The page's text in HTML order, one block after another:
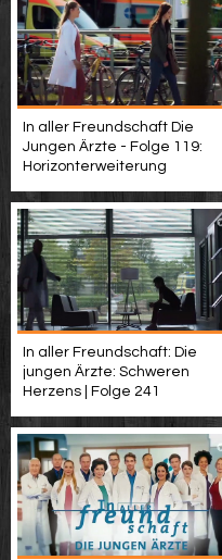
In aller Freundschaft Die
Jungen Ärzte - Folge 119:
Horizonterweiterung
In aller Freundschaft: Die
jungen Ärzte: Schweren
Herzens | Folge 241